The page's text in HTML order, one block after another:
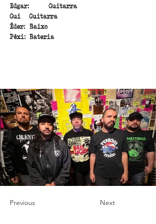
Edgar:	Guitarra
Gui	Guitarra
Éder:	Baixo
Pêxi:	Bateria
Previous Next